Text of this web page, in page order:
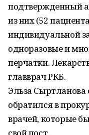
подтвержденный
из них (52
индивидуальной
одноразовые и
перчатки.
главврач РКБ.
Эльза Сыртланова
обратился в
врачей, которые